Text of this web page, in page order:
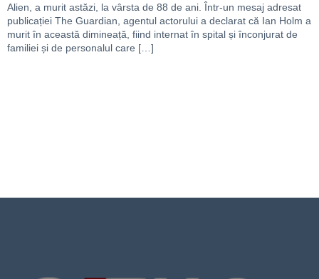
Alien, a murit astăzi, la vârsta de 88 de ani. Într-un mesaj adresat
publicației The Guardian, agentul actorului a declarat că Ian Holm a
murit în această dimineață, fiind internat în spital și înconjurat de
familiei și de personalul care […]